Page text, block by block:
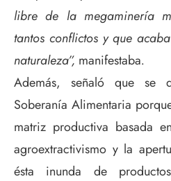
libre de la megaminería
tantos conflictos y que
naturaleza”, manifestaba.
Además, señaló que se
Soberanía Alimentaria
matriz productiva basada
agroextractivismo y la
ésta inunda de